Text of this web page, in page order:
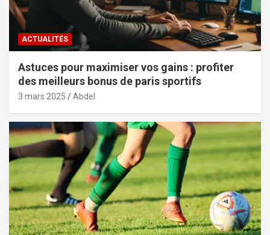
ACTUALITÉS
Astuces pour maximiser vos gains : profiter
des meilleurs bonus de paris sportifs
3 mars 2025 Abdel